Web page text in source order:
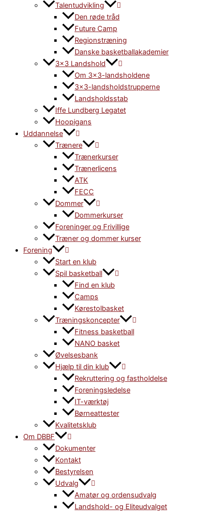
Talentudvikling
Den røde tråd
Future Camp
Regionstræning
Danske basketballakademier
3×3 Landshold
Om 3×3-landsholdene
3×3-landsholdstrupperne
Landsholdsstab
Iffe Lundberg Legatet
Hoopigans
Uddannelse
Trænere
Trænerkurser
Trænerlicens
ATK
FECC
Dommer
Dommerkurser
Foreninger og Frivillige
Træner og dommer kurser
Forening
Start en klub
Spil basketball
Find en klub
Camps
Kørestolbasket
Træningskoncepter
Fitness basketball
NANO basket
Øvelsesbank
Hjælp til din klub
Rekruttering og fastholdelse
Foreningsledelse
IT-værktøj
Børneattester
Kvalitetsklub
Om DBBF
Dokumenter
Kontakt
Bestyrelsen
Udvalg
Amatør og ordensudvalg
Landshold- og Eliteudvalget